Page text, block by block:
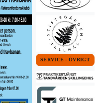
SERVICE - ÖVRIGT